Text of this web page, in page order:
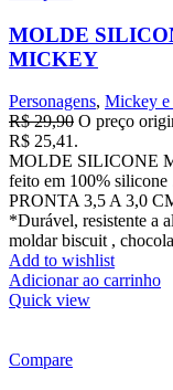
MOLDE
MICKEY
Personagens, Mickey
R$29,90 O preço
R$ 25,41.
MOLDE SILICONE
feito em 100%
PRONTA 3,5 A 3,0
*Durável, resistente a
moldar biscuit ,
Add to wishlist
Adicionar ao carrinho
Quick view
Compare